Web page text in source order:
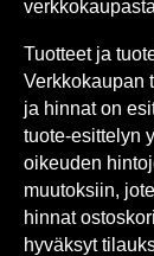
Tuotteet ja
Verkkokaupan
ja hinnat on
tuote-esittelyn
oikeuden
muutoksiin,
hinnat
hyväksyt